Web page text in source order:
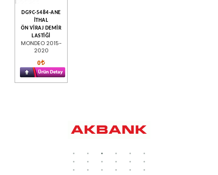
DG9C-5484-ANE
İTHAL
ÖN VİRAJ DEMİR
LASTİĞİ
MONDEO 2015-
2020
0